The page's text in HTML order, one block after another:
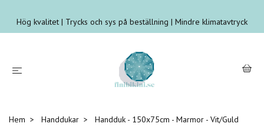
Hög kvalitet | Trycks och sys på beställning | Mindre klimatavtryck
Hem Handdukar Handduk - 150x75cm - Marmor - Vit/Guld